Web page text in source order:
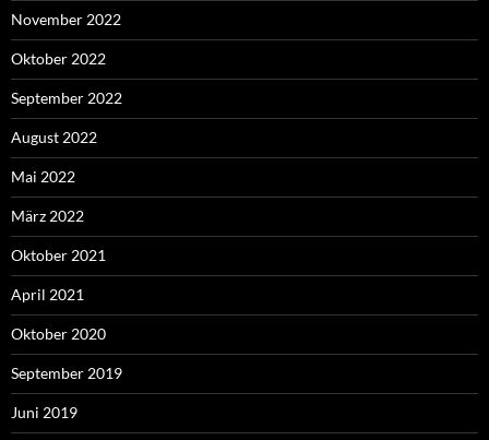
November 2022
Oktober 2022
September 2022
August 2022
Mai 2022
März 2022
Oktober 2021
April 2021
Oktober 2020
September 2019
Juni 2019